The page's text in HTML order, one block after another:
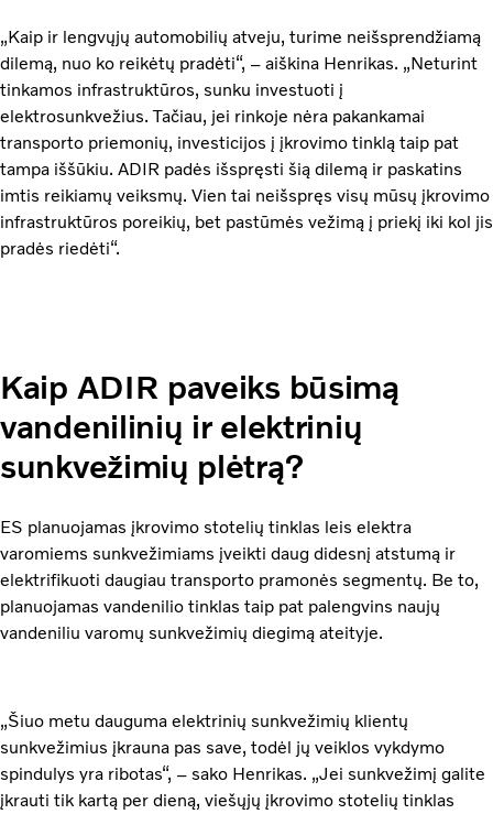
„Kaip ir lengvųjų automobilių atveju, turime neišsprendžiamą
dilemą, nuo ko reikėtų pradėti“, – aiškina Henrikas. „Neturint
tinkamos infrastruktūros, sunku investuoti į
elektrosunkvežius. Tačiau, jei rinkoje nėra pakankamai
transporto priemonių, investicijos į įkrovimo tinklą taip pat
tampa iššūkiu. ADIR padės išspręsti šią dilemą ir paskatins
imtis reikiamų veiksmų. Vien tai neišspręs visų mūsų įkrovimo
infrastruktūros poreikių, bet pastūmės vežimą į priekį iki kol jis
pradės riedėti“.
Kaip ADIR paveiks būsimą
vandenilinių ir elektrinių
sunkvežimių plėtrą?
ES planuojamas įkrovimo stotelių tinklas leis elektra
varomiems sunkvežimiams įveikti daug didesnį atstumą ir
elektrifikuoti daugiau transporto pramonės segmentų. Be to,
planuojamas vandenilio tinklas taip pat palengvins naujų
vandeniliu varomų sunkvežimių diegimą ateityje.
„Šiuo metu dauguma elektrinių sunkvežimių klientų
sunkvežimius įkrauna pas save, todėl jų veiklos vykdymo
spindulys yra ribotas“, – sako Henrikas. „Jei sunkvežimį galite
įkrauti tik kartą per dieną, viešųjų įkrovimo stotelių tinklas